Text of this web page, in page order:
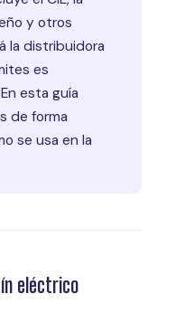
y otros
la distribuidora
es
esta guía
de forma
se usa en la
eléctrico